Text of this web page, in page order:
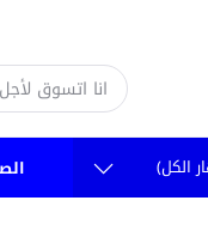
الكل)